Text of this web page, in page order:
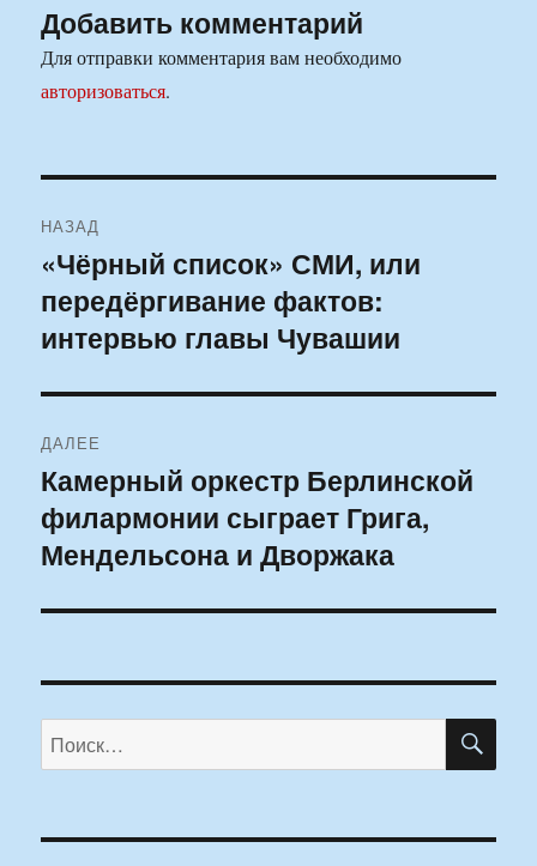
Добавить комментарий
Для отправки комментария вам необходимо
авторизоваться.
по
записям
НАЗАД
Предыдущая
запись:
«Чёрный список» СМИ, или
передёргивание фактов:
интервью главы Чувашии
ДАЛЕЕ
Следующая
запись:
Камерный оркестр Берлинской
филармонии сыграет Грига,
Мендельсона и Дворжака
Искать: